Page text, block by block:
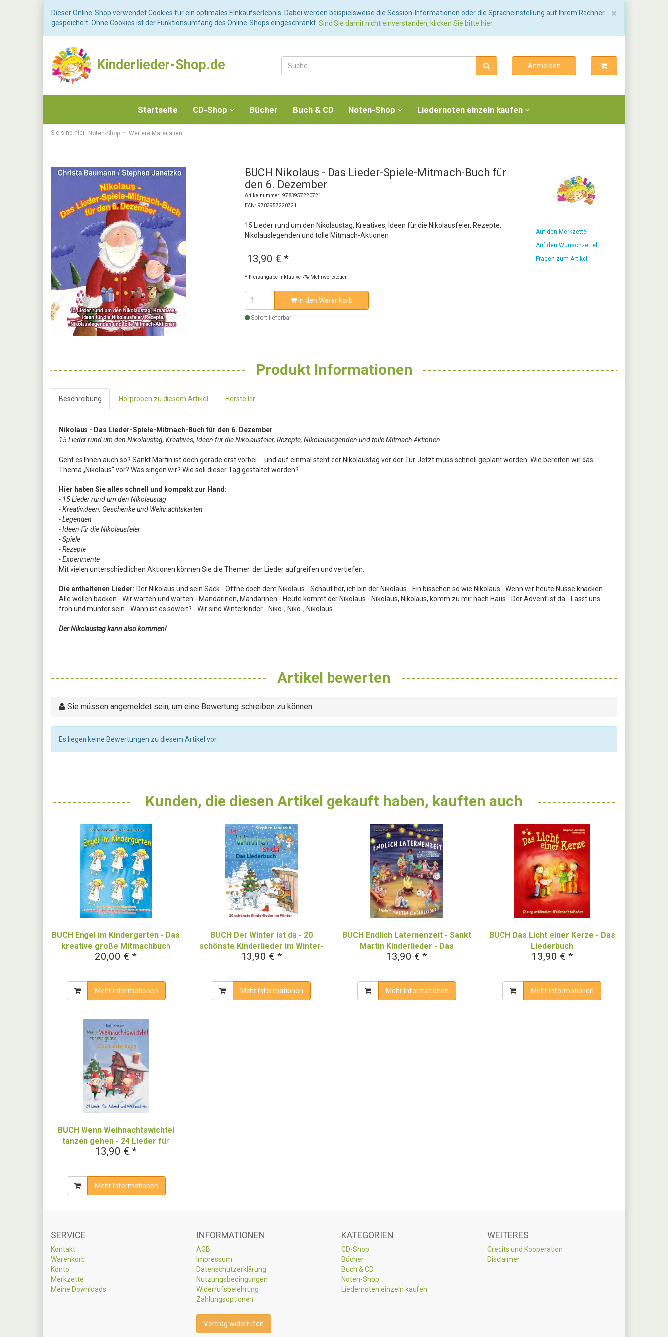
×
Dieser Online-Shop verwendet Cookies für ein optimales Einkaufserlebnis. Dabei werden beispielsweise die Session-Informationen oder die Spracheinstellung auf Ihrem Rechner
gespeichert. Ohne Cookies ist der Funktionsumfang des Online-Shops eingeschränkt. Sind Sie damit nicht einverstanden, klicken Sie bitte hier.
Kinderlieder-Shop.de Anmelden
Startseite CD-Shop Bücher Buch & CD Noten-Shop Liedernoten einzeln kaufen
Sie sind hier: Noten-Shop Weitere Materialien
BUCH Nikolaus - Das Lieder-Spiele-Mitmach-Buch für
den 6. Dezember
Artikelnummer: 9783957220721
EAN: 9783957220721
15 Lieder rund um den Nikolaustag, Kreatives, Ideen für die Nikolausfeier, Rezepte,
Nikolauslegenden und tolle Mitmach-Aktionen
13,90 € *
* Preisangabe inklusive 7% Mehrwertsteuer.
In den Warenkorb
Sofort lieferbar
Auf den Merkzettel
Auf den Wunschzettel
Fragen zum Artikel
Produkt Informationen
Beschreibung Hörproben zu diesem Artikel Hersteller
Nikolaus - Das Lieder-Spiele-Mitmach-Buch für den 6. Dezember
15 Lieder rund um den Nikolaustag, Kreatives, Ideen für die Nikolausfeier, Rezepte, Nikolauslegenden und tolle Mitmach-Aktionen.
Geht es Ihnen auch so? Sankt Martin ist doch gerade erst vorbei … und auf einmal steht der Nikolaustag vor der Tür. Jetzt muss schnell geplant werden: Wie bereiten wir das
Thema „Nikolaus“ vor? Was singen wir? Wie soll dieser Tag gestaltet werden?
Hier haben Sie alles schnell und kompakt zur Hand:
- 15 Lieder rund um den Nikolaustag
- Kreativideen, Geschenke und Weihnachtskarten
- Legenden
- Ideen für die Nikolausfeier
- Spiele
- Rezepte
- Experimente
Mit vielen unterschiedlichen Aktionen können Sie die Themen der Lieder aufgreifen und vertiefen.
Die enthaltenen Lieder: Der Nikolaus und sein Sack - Öffne doch dem Nikolaus - Schaut her, ich bin der Nikolaus - Ein bisschen so wie Nikolaus - Wenn wir heute Nüsse knacken -
Alle wollen backen - Wir warten und warten - Mandarinen, Mandarinen - Heute kommt der Nikolaus - Nikolaus, Nikolaus, komm zu mir nach Haus - Der Advent ist da - Lasst uns
froh und munter sein - Wann ist es soweit? - Wir sind Winterkinder - Niko-, Niko-, Nikolaus.
Der Nikolaustag kann also kommen!
Artikel bewerten
Sie müssen angemeldet sein, um eine Bewertung schreiben zu können.
Es liegen keine Bewertungen zu diesem Artikel vor.
Kunden, die diesen Artikel gekauft haben, kauften auch
BUCH Engel im Kindergarten - Das
kreative große Mitmachbuch
20,00 € *
Mehr Informationen
BUCH Der Winter ist da - 20
schönste Kinderlieder im Winter-
Das Liederbuch
13,90 € *
Mehr Informationen
BUCH Endlich Laternenzeit - Sankt
Martin Kinderlieder - Das
Liederbuch
13,90 € *
Mehr Informationen
BUCH Das Licht einer Kerze - Das
Liederbuch
13,90 € *
Mehr Informationen
BUCH Wenn Weihnachtswichtel
tanzen gehen - 24 Lieder für
Advent und Weihnachten - Das
13,90 € *
Mehr Informationen
SERVICE
Kontakt
Warenkorb
Konto
Merkzettel
Meine Downloads
INFORMATIONEN
AGB
Impressum
Datenschutzerklärung
Nutzungsbedingungen
Widerrufsbelehrung
Zahlungsoptionen
Vertrag widerrufen
KATEGORIEN
CD-Shop
Bücher
Buch & CD
Noten-Shop
Liedernoten einzeln kaufen
WEITERES
Credits und Kooperation
Disclaimer